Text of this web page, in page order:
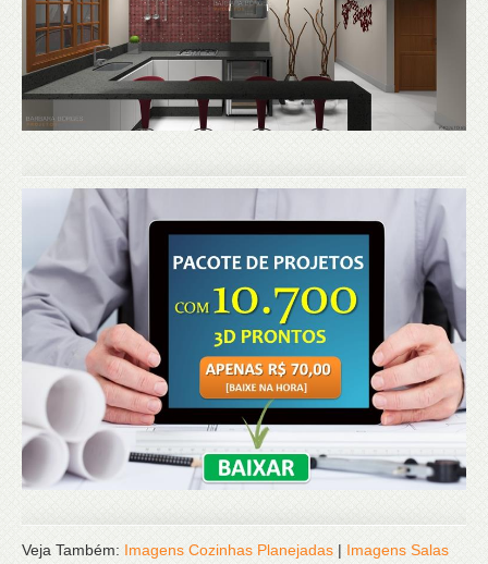
Veja Também: Imagens Cozinhas Planejadas | Imagens Salas